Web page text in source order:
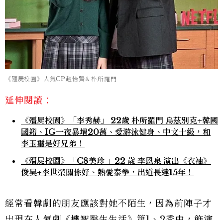
《殭屍校園》人氣CP趙怡賢＆朴所羅門
延伸閱讀：
《殭屍校園》「李秀赫」 22歲 朴所羅門 烏茲別克+韓國
國籍、IG一夜暴增20萬、愛游泳健身、中文十級，和
李玉璽是好兄弟！
《殭屍校園》「C8美珍 」22 歲 李恩泉 演出《衣袖》
俊昊+李世榮關係好、熱愛泰拳，出道長達15年！
經常看韓劇的朋友應該對她不陌生，因為前陣子才